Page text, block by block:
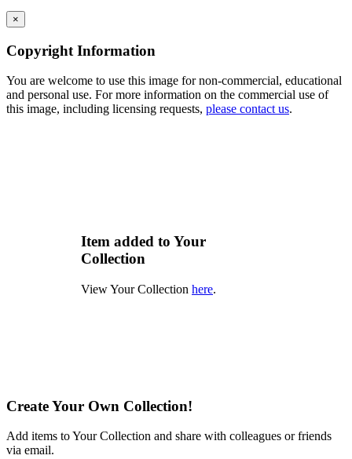
×
Copyright Information
You are welcome to use this image for non-commercial, educational
and personal use. For more information on the commercial use of
this image, including licensing requests, please contact us.
Item added to Your
Collection
View Your Collection here.
Create Your Own Collection!
Add items to Your Collection and share with colleagues or friends
via email.